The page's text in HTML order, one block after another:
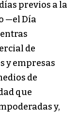
previos a la
—el Día
de
y empresas
de
que
y,